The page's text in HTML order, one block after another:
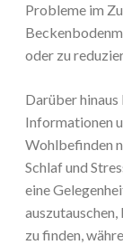
Probleme im
oder zu
Darüber
Informationen
Wohlbefinden
Schlaf und
eine
zu finden,